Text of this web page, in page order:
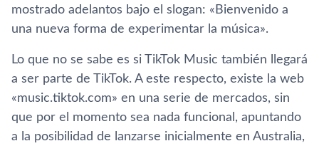
mostrado adelantos bajo el slogan: «Bienvenido a
una nueva forma de experimentar la música».
Lo que no se sabe es si TikTok Music también llegará
a ser parte de TikTok. A este respecto, existe la web
«music.tiktok.com» en una serie de mercados, sin
que por el momento sea nada funcional, apuntando
a la posibilidad de lanzarse inicialmente en Australia,